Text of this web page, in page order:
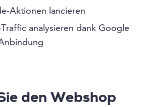
Aktionen lancieren
analysieren dank Google
den Webshop